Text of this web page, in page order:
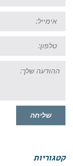
שלך:
שליחה
קטגוריות